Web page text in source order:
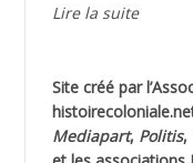
AHLOUCHE
AIBLIED Ahmed
Lire la suite
Site créé par l’
Mediapart, Politis,